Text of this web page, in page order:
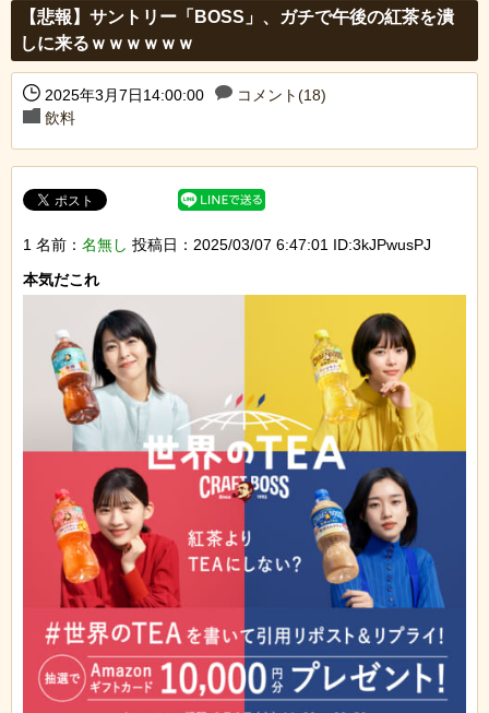
【悲報】サントリー「BOSS」、ガチで午後の紅茶を潰
しに来るｗｗｗｗｗｗ
2025年3月7日14:00:00
コメント(18)
飲料
1 名前： 名無し 投稿日：2025/03/07 6:47:01 ID:3kJPwusPJ